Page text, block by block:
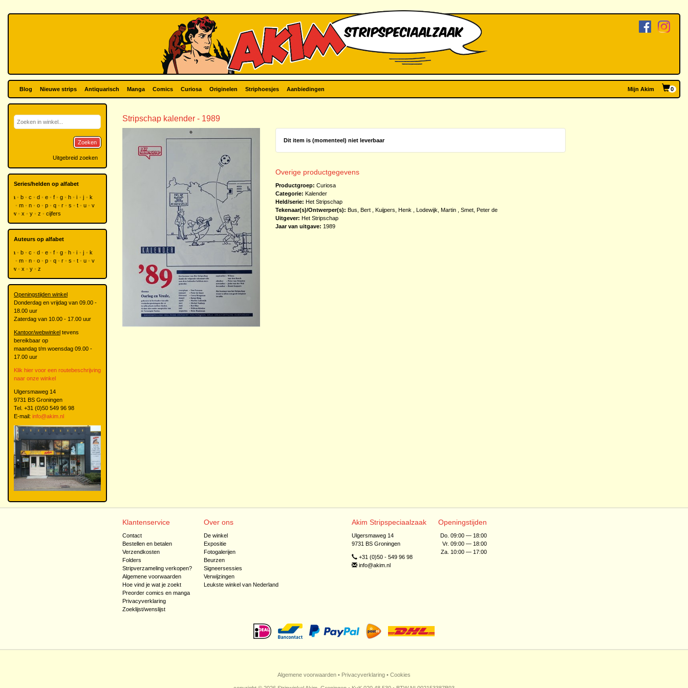
Blog Nieuwe strips Antiquarisch Manga Comics Curiosa Originelen Striphoesjes Aanbiedingen Mijn Akim 0
Stripschap kalender - 1989
Dit item is (momenteel) niet leverbaar
Overige productgegevens
Productgroep: Curiosa
Categorie: Kalender
Held/serie: Het Stripschap
Tekenaar(s)/Ontwerper(s): Bus, Bert, Kuijpers, Henk Lodewijk, Martin, Smet, Peter de
Uitgever: Het Stripschap
Jaar van uitgave: 1989
Zoeken
Uitgebreid zoeken
Series/helden op alfabet
a b c d e f g h i j
k
m n o p q r s t u
v
w
x y z cijfers
Auteurs op alfabet
a b c d e f g h i j
k
m n o p q r s t u
v
w
x y z
Openingstijden winkel
Donderdag en vrijdag van 09.00 -
18.00 uur
Zaterdag van 10.00 - 17.00 uur
Kantoor/webwinkel tevens
bereikbaar op
maandag t/m woensdag 09.00 -
17.00 uur
Klik hier voor een routebeschrijving
naar onze winkel
Ulgersmaweg 14
9731 BS Groningen
Tel. +31 (0)50 549 96 98
E-mail: info@akim.nl
Klantenservice
Contact
Bestellen en betalen
Verzendkosten
Folders
Stripverzameling verkopen?
Algemene voorwaarden
Hoe vind je wat je zoekt
Preorder comics en manga
Privacyverklaring
Zoeklijst/wenslijst
Over ons
De winkel
Expositie
Fotogalerijen
Beurzen
Signeersessies
Verwijzingen
Leukste winkel van Nederland
Akim Stripspeciaalzaak
Ulgersmaweg 14
9731 BS Groningen
+31 (0)50 - 549 96 98
info@akim.nl
Openingstijden
Do. 09:00 — 18:00
Vr. 09:00 — 18:00
Za. 10:00 — 17:00
Algemene voorwaarden • Privacyverklaring • Cookies